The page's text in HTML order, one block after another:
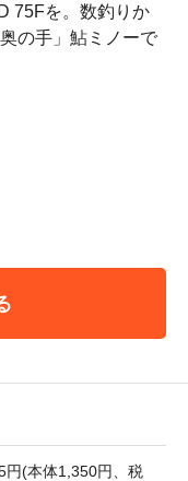
75Fを。数釣りか
の手」鮎ミノーで
円(本体1,350円、税